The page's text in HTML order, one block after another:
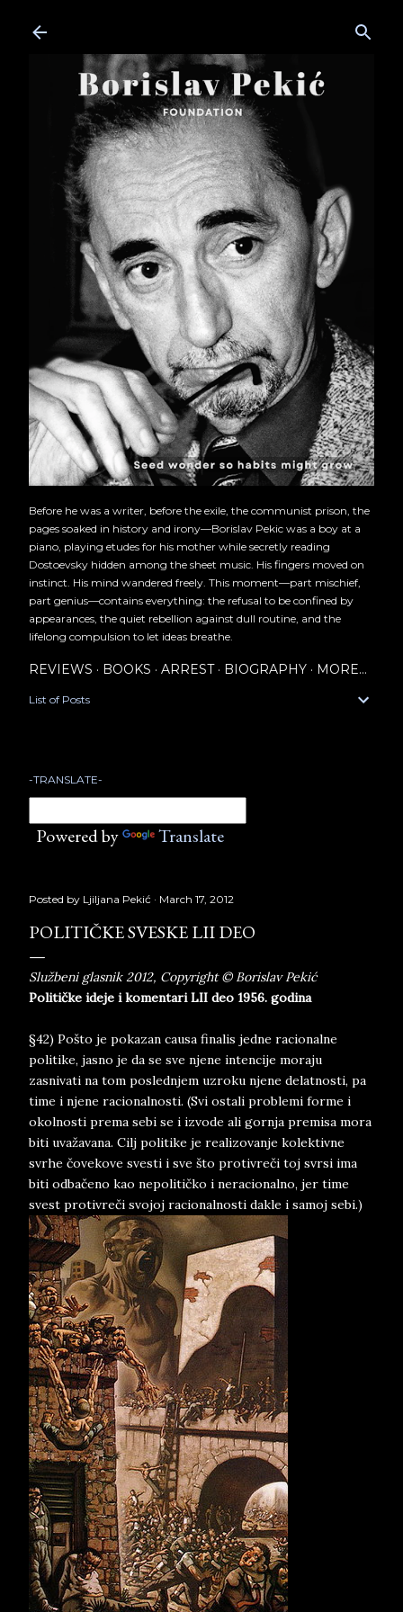
Before he was a writer, before the exile, the communist prison, the
pages soaked in history and irony—Borislav Pekic was a boy at a
piano, playing etudes for his mother while secretly reading
Dostoevsky hidden among the sheet music. His fingers moved on
instinct. His mind wandered freely. This moment—part mischief,
part genius—contains everything: the refusal to be confined by
appearances, the quiet rebellion against dull routine, and the
lifelong compulsion to let ideas breathe.
REVIEWS BOOKS ARREST BIOGRAPHY MORE…
List of Posts
-TRANSLATE-
Powered by Translate
Posted by Ljiljana Pekić March 17, 2012
POLITIČKE SVESKE LII DEO
Službeni glasnik 2012, Copyright © Borislav Pekić
Političke ideje i komentari LII deo 1956. godina
§42) Pošto je pokazan causa finalis jedne racionalne
politike, jasno je da se sve njene intencije moraju
zasnivati na tom poslednjem uzroku njene delatnosti, pa
time i njene racionalnosti. (Svi ostali problemi forme i
okolnosti prema sebi se i izvode ali gornja premisa mora
biti uvažavana. Cilj politike je realizovanje kolektivne
svrhe čovekove svesti i sve što protivreči toj svrsi ima
biti odbačeno kao nepolitičko i neracionalno, jer time
svest protivreči svojoj racionalnosti dakle i samoj sebi.)